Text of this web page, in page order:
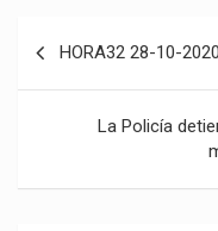
entradas
HORA32 28-10-2020
La Policía